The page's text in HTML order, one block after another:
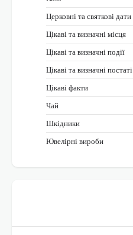
Церковні та святкові дати
Цікаві та визначні місця
Цікаві та визначні події
Цікаві та визначні постаті
Цікаві факти
Чай
Шкідники
Ювелірні вироби